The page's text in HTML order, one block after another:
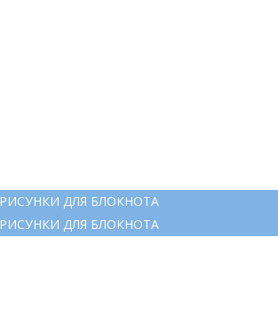
РИСУНКИ ДЛЯ БЛОКНОТА
РИСУНКИ ДЛЯ БЛОКНОТА